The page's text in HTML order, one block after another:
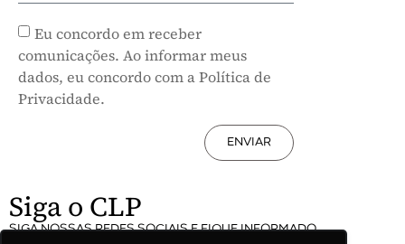
Eu concordo em receber
comunicações. Ao informar meus
dados, eu concordo com a Política de
Privacidade.
ENVIAR
Siga o CLP
SIGA NOSSAS REDES SOCIAIS E FIQUE INFORMADO